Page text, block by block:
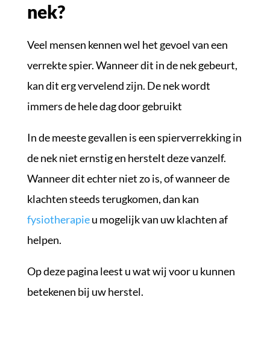
nek?
Veel mensen kennen wel het gevoel van een
verrekte spier. Wanneer dit in de nek gebeurt,
kan dit erg vervelend zijn. De nek wordt
immers de hele dag door gebruikt
In de meeste gevallen is een spierverrekking in
de nek niet ernstig en herstelt deze vanzelf.
Wanneer dit echter niet zo is, of wanneer de
klachten steeds terugkomen, dan kan
fysiotherapieu mogelijk van uw klachten af
helpen.
Op deze pagina leest u wat wij voor u kunnen
betekenen bij uw herstel.